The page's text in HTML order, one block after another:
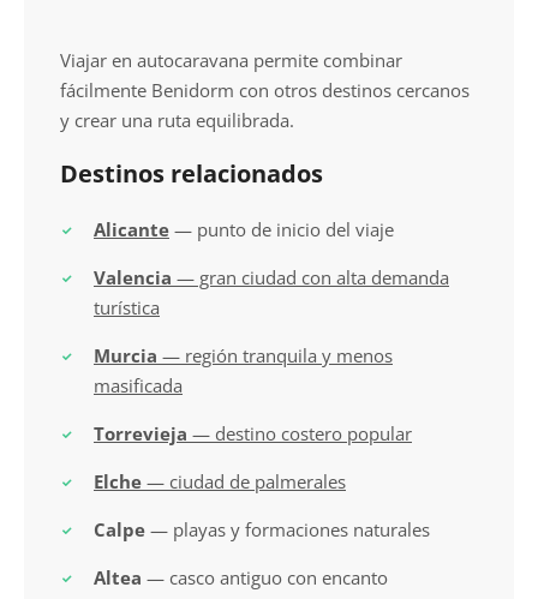
Viajar en autocaravana permite combinar
fácilmente Benidorm con otros destinos cercanos
y crear una ruta equilibrada.
Destinos relacionados
Alicante — punto de inicio del viaje
Valencia — gran ciudad con alta demanda
turística
Murcia — región tranquila y menos
masificada
Torrevieja — destino costero popular
Elche — ciudad de palmerales
Calpe — playas y formaciones naturales
Altea — casco antiguo con encanto